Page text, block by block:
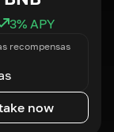
3% APY
recompensas
now